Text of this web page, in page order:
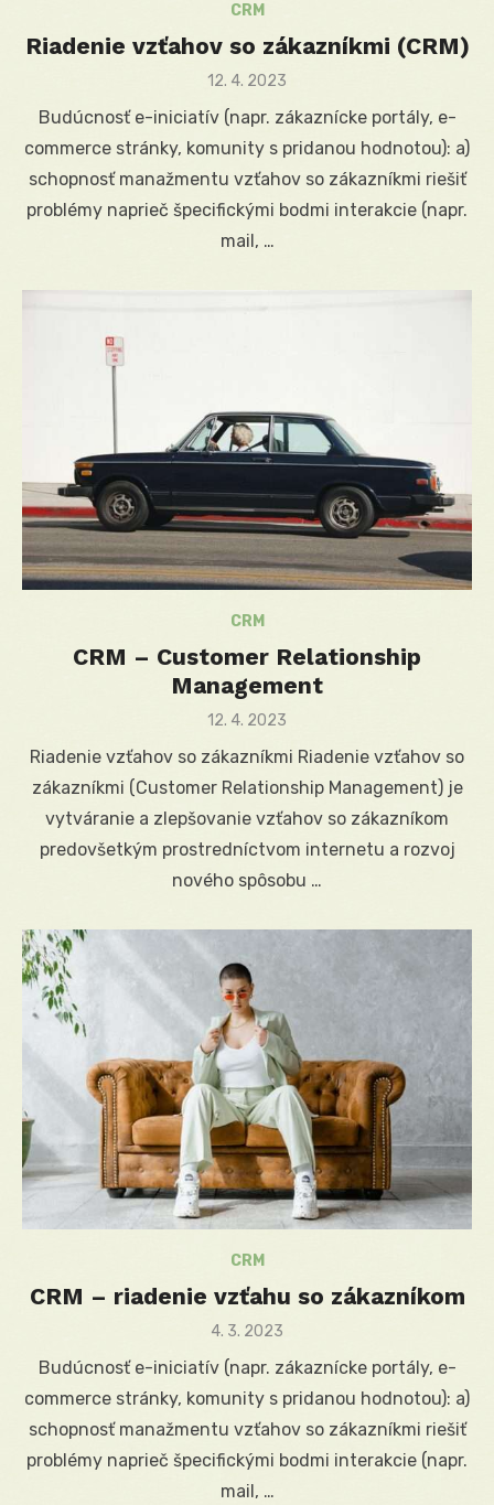
CRM
Riadenie vzťahov so zákazníkmi (CRM)
Posted
12. 4. 2023
Budúcnosť e-iniciatív (napr. zákaznícke portály, e-
commerce stránky, komunity s pridanou hodnotou): a)
schopnosť manažmentu vzťahov so zákazníkmi riešiť
problémy naprieč špecifickými bodmi interakcie (napr.
mail, …
CRM
CRM – Customer Relationship
Management
Posted
12. 4. 2023
Riadenie vzťahov so zákazníkmi Riadenie vzťahov so
zákazníkmi (Customer Relationship Management) je
vytváranie a zlepšovanie vzťahov so zákazníkom
predovšetkým prostredníctvom internetu a rozvoj
nového spôsobu …
CRM
CRM – riadenie vzťahu so zákazníkom
Posted
4. 3. 2023
Budúcnosť e-iniciatív (napr. zákaznícke portály, e-
commerce stránky, komunity s pridanou hodnotou): a)
schopnosť manažmentu vzťahov so zákazníkmi riešiť
problémy naprieč špecifickými bodmi interakcie (napr.
mail, …